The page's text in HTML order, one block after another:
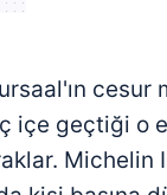
içe geçtiği o
Michelin